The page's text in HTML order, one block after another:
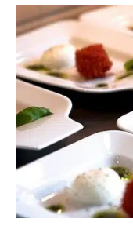
Sphärische
Mozzarellas
Mit
Tomatenpralinés
An
Basilikumpesto